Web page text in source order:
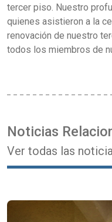
tercer piso. Nuestro
quienes asistieron a la
renovación de nuestro
todos los miembros de
Noticias
Ver todas las